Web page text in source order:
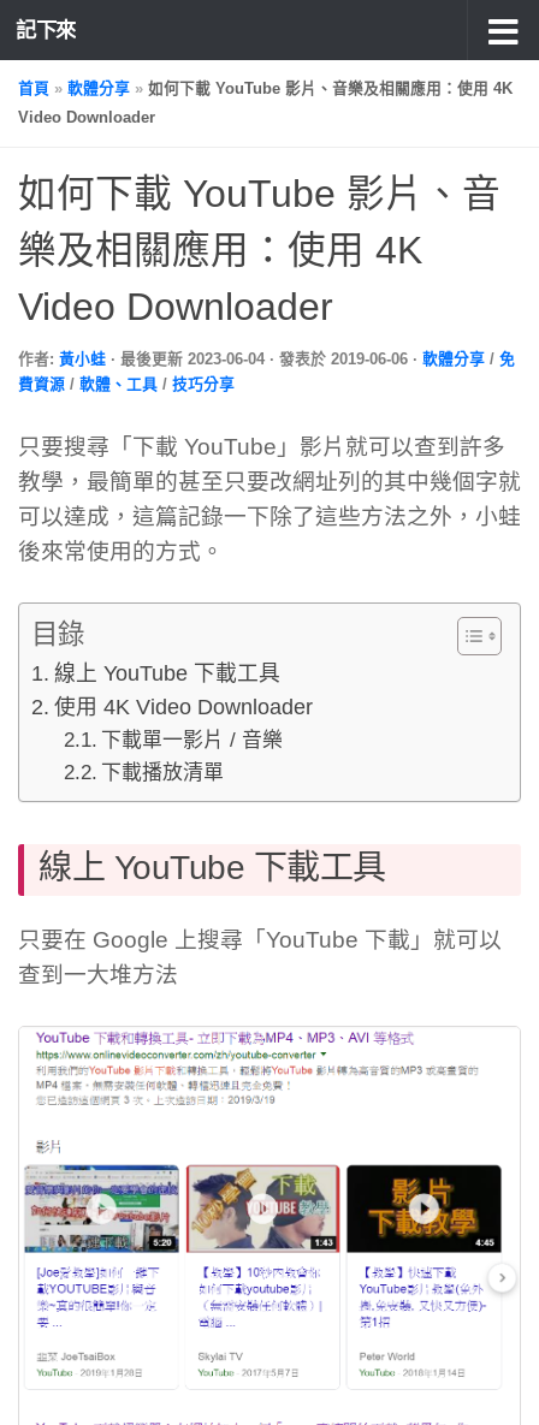
記下來
首頁 » 軟體分享 » 如何下載 YouTube 影片、音樂及相關應用：使用 4K
Video Downloader
如何下載 YouTube 影片、音
樂及相關應用：使用 4K
Video Downloader
作者: 黃小蛙 · 最後更新 2023-06-04 · 發表於 2019-06-06 · 軟體分享 / 免
費資源 / 軟體、工具 / 技巧分享
只要搜尋「下載 YouTube」影片就可以查到許多
教學，最簡單的甚至只要改網址列的其中幾個字就
可以達成，這篇記錄一下除了這些方法之外，小蛙
後來常使用的方式。
目錄
線上 YouTube 下載工具
使用 4K Video Downloader
下載單一影片 / 音樂
下載播放清單
線上 YouTube 下載工具
只要在 Google 上搜尋「YouTube 下載」就可以
查到一大堆方法